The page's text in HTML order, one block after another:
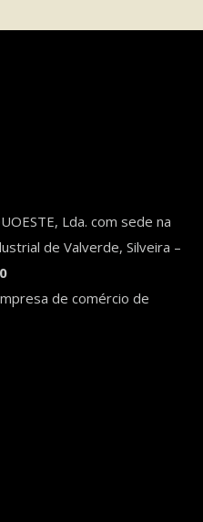
Lda. com sede na
de Valverde, Silveira –
de comércio de